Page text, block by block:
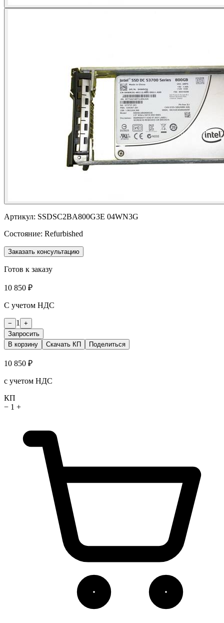
Артикул: SSDSC2BA800G3E 04WN3G
Состояние: Refurbished
Заказать консультацию
Готов к заказу
10 850 ₽
С учетом НДС
− 1
+
Запросить
В корзину
Скачать КП Поделиться
10 850 ₽
с учетом НДС
КП
− 1 +